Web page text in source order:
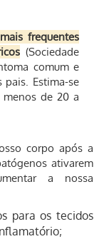
frequentes
(Sociedade
comum e
Estima-se
de 20 a
corpo após a
ativarem
a nossa
para os tecidos